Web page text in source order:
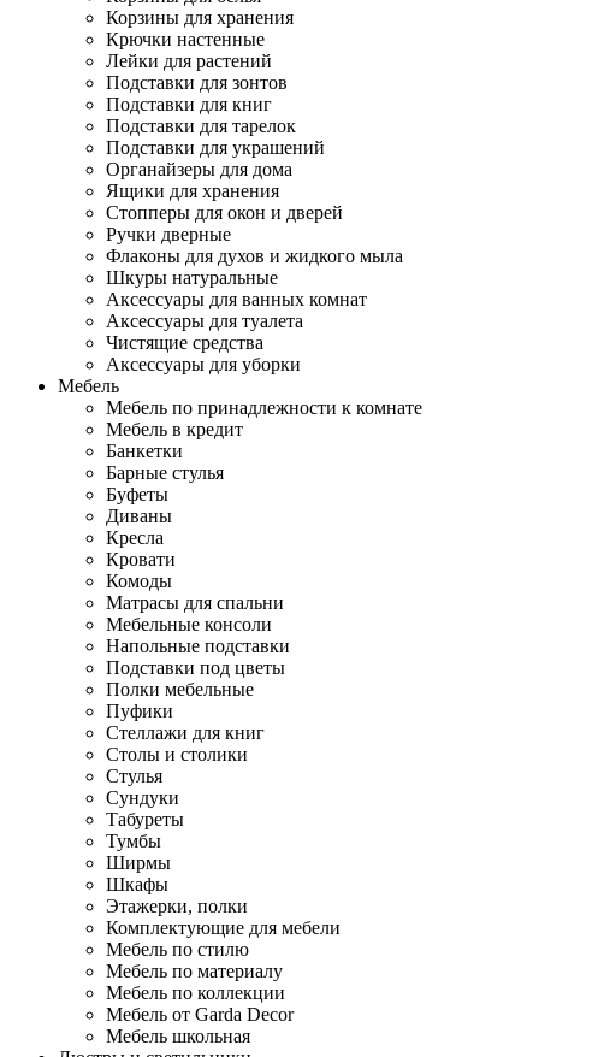
Корзины для хранения
Крючки настенные
Лейки для растений
Подставки для зонтов
Подставки для книг
Подставки для тарелок
Подставки для украшений
Органайзеры для дома
Ящики для хранения
Стопперы для окон и дверей
Ручки дверные
Флаконы для духов и жидкого мыла
Шкуры натуральные
Аксессуары для ванных комнат
Аксессуары для туалета
Чистящие средства
Аксессуары для уборки
Мебель
Мебель по принадлежности к комнате
Мебель в кредит
Банкетки
Барные стулья
Буфеты
Диваны
Кресла
Кровати
Комоды
Матрасы для спальни
Мебельные консоли
Напольные подставки
Подставки под цветы
Полки мебельные
Пуфики
Стеллажи для книг
Столы и столики
Стулья
Сундуки
Табуреты
Тумбы
Ширмы
Шкафы
Этажерки, полки
Комплектующие для мебели
Мебель по стилю
Мебель по материалу
Мебель по коллекции
Мебель от Garda Decor
Мебель школьная